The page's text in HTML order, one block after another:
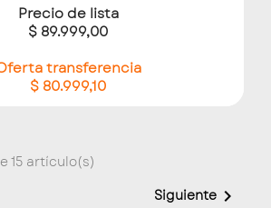
Precio de lista
$ 89.999,00
transferencia
$ 80.999,10
15 artículo(s)
Siguiente 